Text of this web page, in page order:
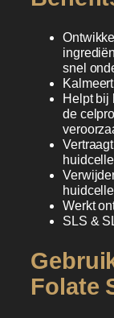
snel
Helpt bij
de
Werkt
SLS &
Folate